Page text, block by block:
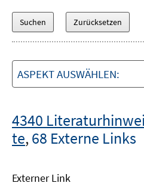
ASPEKT AUSWÄHLEN:
4340
te,68 Externe Links
Externer Link